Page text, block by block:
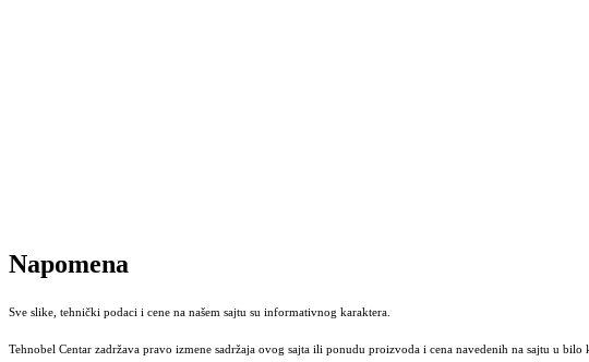
Napomena
Sve slike, tehnički podaci i cene na našem sajtu su informativnog karaktera.
Tehnobel Centar zadržava pravo izmene sadržaja ovog sajta ili ponudu proizvoda i cena navedenih na sajtu u